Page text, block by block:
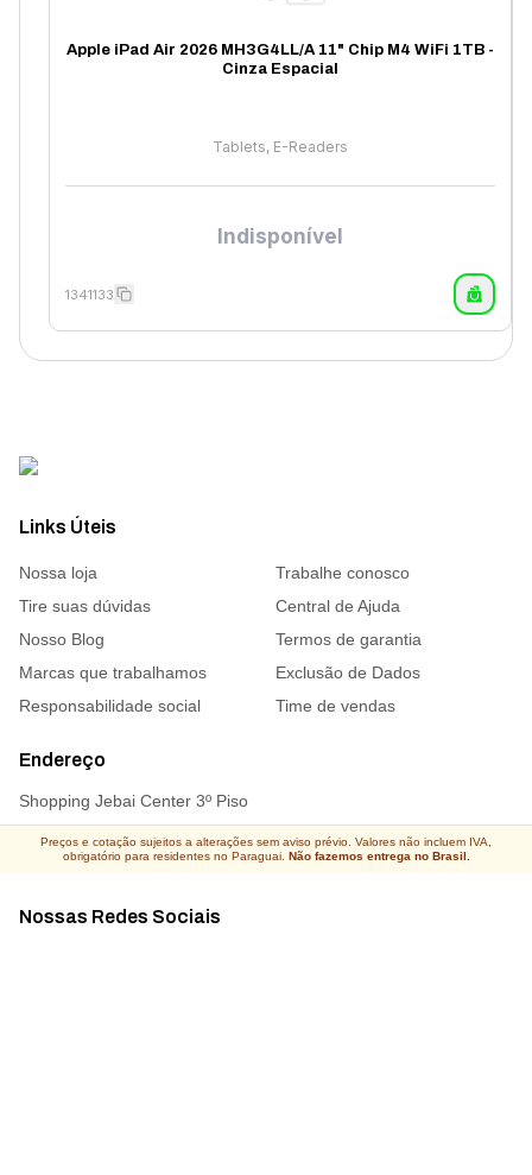
Apple iPad Air 2026 MH3G4LL/A 11" Chip M4 WiFi 1TB -
Cinza Espacial
Tablets, E-Readers
Indisponível
1341133
Links Úteis
Nossa loja
Trabalhe conosco
Tire suas dúvidas
Central de Ajuda
Nosso Blog
Termos de garantia
Marcas que trabalhamos
Exclusão de Dados
Responsabilidade social
Time de vendas
Endereço
Shopping Jebai Center 3º Piso
Nossas Redes Sociais
Preços e cotação sujeitos a alterações sem aviso prévio. Valores não incluem IVA,
obrigatório para residentes no Paraguai. Não fazemos entrega no Brasil.